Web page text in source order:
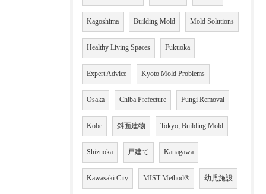
Kagoshima Building Mold Mold Solutions
Healthy Living Spaces Fukuoka
Expert Advice Kyoto Mold Problems
Osaka Chiba Prefecture Fungi Removal
Kobe 斜面建物 Tokyo, Building Mold
Shizuoka 戸建て Kanagawa
Kawasaki City MIST Method® 幼児施設